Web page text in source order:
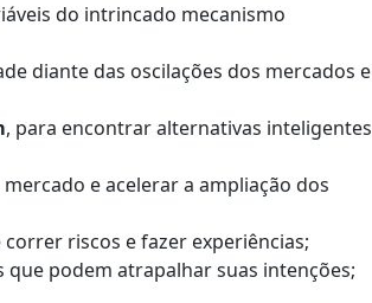
do intrincado mecanismo
diante das oscilações dos mercados e
, para encontrar alternativas inteligentes
e acelerar a ampliação dos
riscos e fazer experiências;
que podem atrapalhar suas intenções;